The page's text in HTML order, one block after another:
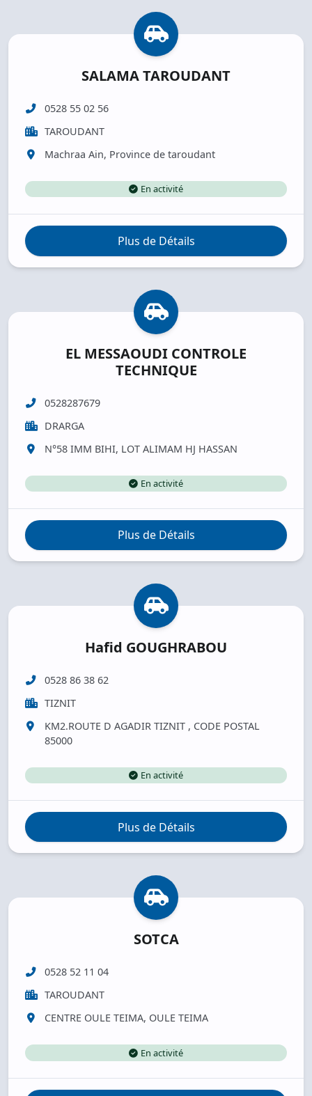
SALAMA TAROUDANT
0528 55 02 56
TAROUDANT
Machraa Ain, Province de taroudant
En activité
Plus de Détails
EL MESSAOUDI CONTROLE
TECHNIQUE
0528287679
DRARGA
N°58 IMM BIHI, LOT ALIMAM HJ HASSAN
En activité
Plus de Détails
Hafid GOUGHRABOU
0528 86 38 62
TIZNIT
KM2.ROUTE D AGADIR TIZNIT , CODE POSTAL
85000
En activité
Plus de Détails
SOTCA
0528 52 11 04
TAROUDANT
CENTRE OULE TEIMA, OULE TEIMA
En activité